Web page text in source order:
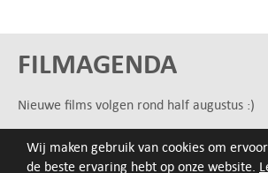
Wij maken gebruik van cookies om
de beste ervaring hebt op onze website.
FILMAGENDA
Nieuwe films volgen rond half augustus :)
ARCHIEF